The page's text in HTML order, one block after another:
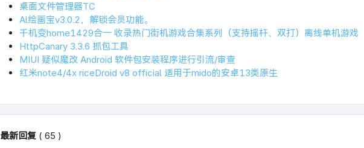
桌面文件管理器TC
Al绘画宝v3.0.2，解锁会员功能。
千机变home1429合一 收录热门街机游戏合集系列（支持摇杆、双打）离线单机游戏
HttpCanary 3.3.6 抓包工具
MIUI 疑似魔改 Android 软件包安装程序进行引流/审查
红米note4/4x riceDroid v8 official 适用于mido的安卓13类原生
最新回复 ( 65 )